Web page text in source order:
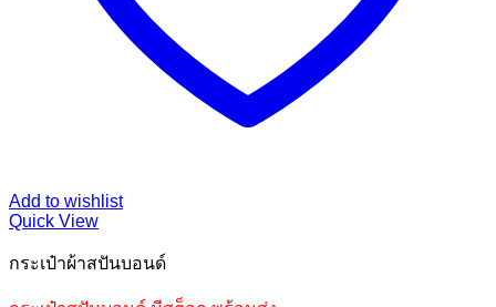
Add to wishlist
Quick View
กระเป๋าผ้าสปันบอนด์